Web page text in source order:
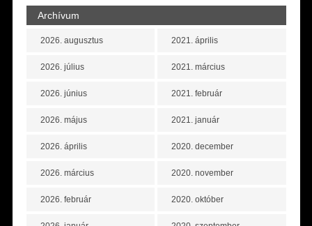
Archívum
2026. augusztus
2026. július
2026. június
2026. május
2026. április
2026. március
2026. február
2021. április
2021. március
2021. február
2021. január
2020. december
2020. november
2020. október